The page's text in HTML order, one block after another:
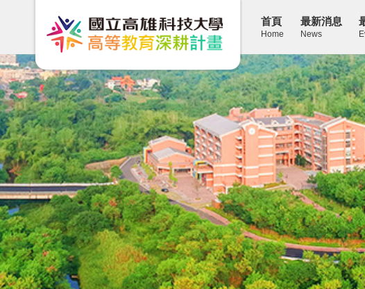
首頁
Home
最新消息
News